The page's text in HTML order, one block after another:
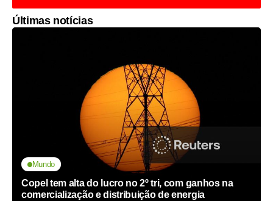
Últimas notícias
Mundo
Copel tem alta do lucro no 2º tri, com ganhos na
comercialização e distribuição de energia